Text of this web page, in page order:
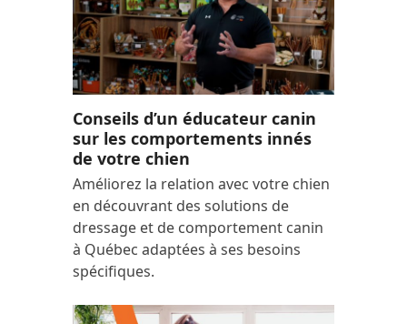
Conseils d’un éducateur canin
sur les comportements innés
de votre chien
Améliorez la relation avec votre chien
en découvrant des solutions de
dressage et de comportement canin
à Québec adaptées à ses besoins
spécifiques.